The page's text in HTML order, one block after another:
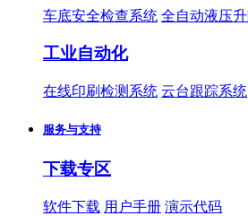
车底安全检查系统 全自动液压
工业自动化
在线印刷检测系统 云台跟踪系统
服务与支持
下载专区
软件下载 用户手册 演示代码